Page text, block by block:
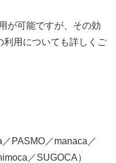
が可能ですが、その効
利用についても詳しくご
PASMO／manaca／
／SUGOCA）